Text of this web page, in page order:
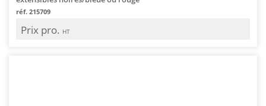
réf. 215709
Prix pro. HT